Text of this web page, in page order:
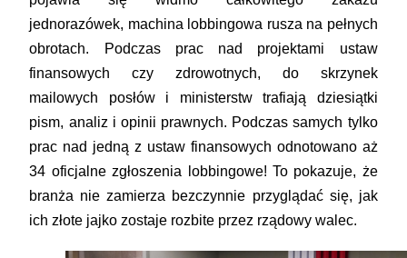
jednorazówek, machina lobbingowa rusza na pełnych
obrotach. Podczas prac nad projektami ustaw
finansowych czy zdrowotnych, do skrzynek
mailowych posłów i ministerstw trafiają dziesiątki
pism, analiz i opinii prawnych. Podczas samych tylko
prac nad jedną z ustaw finansowych odnotowano aż
34 oficjalne zgłoszenia lobbingowe! To pokazuje, że
branża nie zamierza bezczynnie przyglądać się, jak
ich złote jajko zostaje rozbite przez rządowy walec.